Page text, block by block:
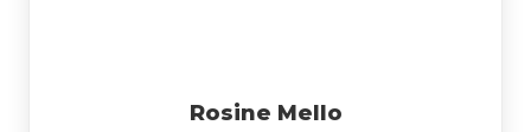
Rosine Mello